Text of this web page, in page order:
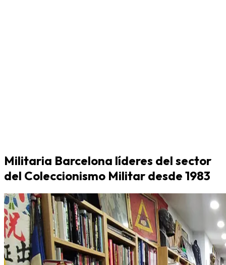
Militaria Barcelona líderes del sector
del Coleccionismo Militar desde 1983